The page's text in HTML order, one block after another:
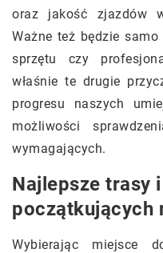
oraz jakość zjazdów
Ważne też będzie
sprzętu czy
właśnie te drugie
progresu naszych
możliwości
wymagających.
Najlepsze trasy
początkujących
Wybierając miejsce